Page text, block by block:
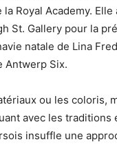
la Royal Academy.
St. Gallery pour la
natale de Lina
Antwerp Six.
ou les coloris,
avec les
insuffle une